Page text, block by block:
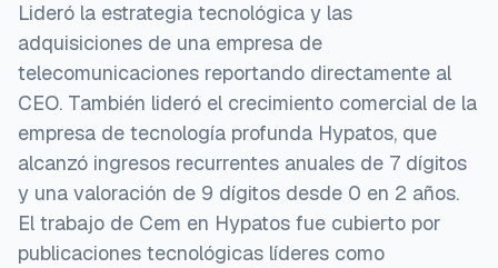
Lideró la estrategia tecnológica y las
adquisiciones de una empresa de
telecomunicaciones reportando directamente al
CEO. También lideró el crecimiento comercial de la
empresa de tecnología profunda Hypatos, que
alcanzó ingresos recurrentes anuales de 7 dígitos
y una valoración de 9 dígitos desde 0 en 2 años.
El trabajo de Cem en Hypatos fue cubierto por
publicaciones tecnológicas líderes como